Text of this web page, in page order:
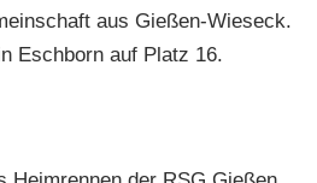
aus Gießen-Wieseck.
Eschborn auf Platz 16.